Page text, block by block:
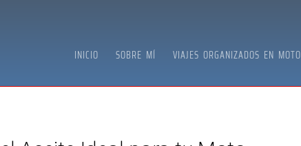
INICIO SOBRE MÍ VIAJES ORGANIZADOS EN MOTO